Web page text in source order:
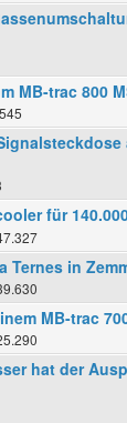
MB-trac 800
für
Ternes in
MB-trac
hat der